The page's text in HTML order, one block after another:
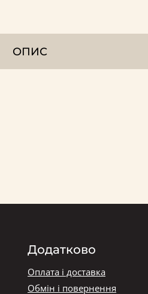
ОПИС
Додатково
Оплата і доставка
Обмін і повернення